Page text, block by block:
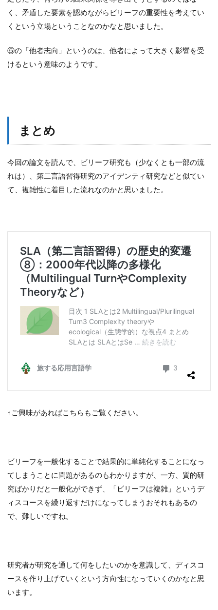
く、矛盾した要素を認めながらビリーフの重要性を考えてい
くという立場ということなのかなと思いました。
⑤の「他者志向」というのは、他者によって大きく影響を受
けるという意味のようです。
まとめ
今回の論文を読んで、ビリーフ研究も（少なくとも一部の流
れは）、第二言語習得研究のアイデンティ研究などと似てい
て、複雑性に着目した流れなのかと思いました。
↑ご興味があればこちらもご覧ください。
ビリーフを一般化することで結果的に単純化することになっ
てしまうことに問題があるのもわかりますが、一方、質的研
究ばかりだと一般化ができず、「ビリーフは複雑」というデ
ィスコースを繰り返すだけになってしまうおそれもあるの
で、難しいですね。
研究者が研究を通して何をしたいのかを意識して、ディスコ
ースを作り上げていくという方向性になっていくのかなと思
います。